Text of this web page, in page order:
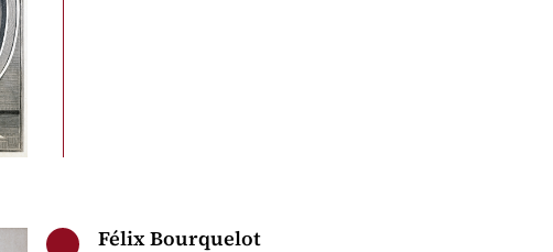
Félix Bourquelot